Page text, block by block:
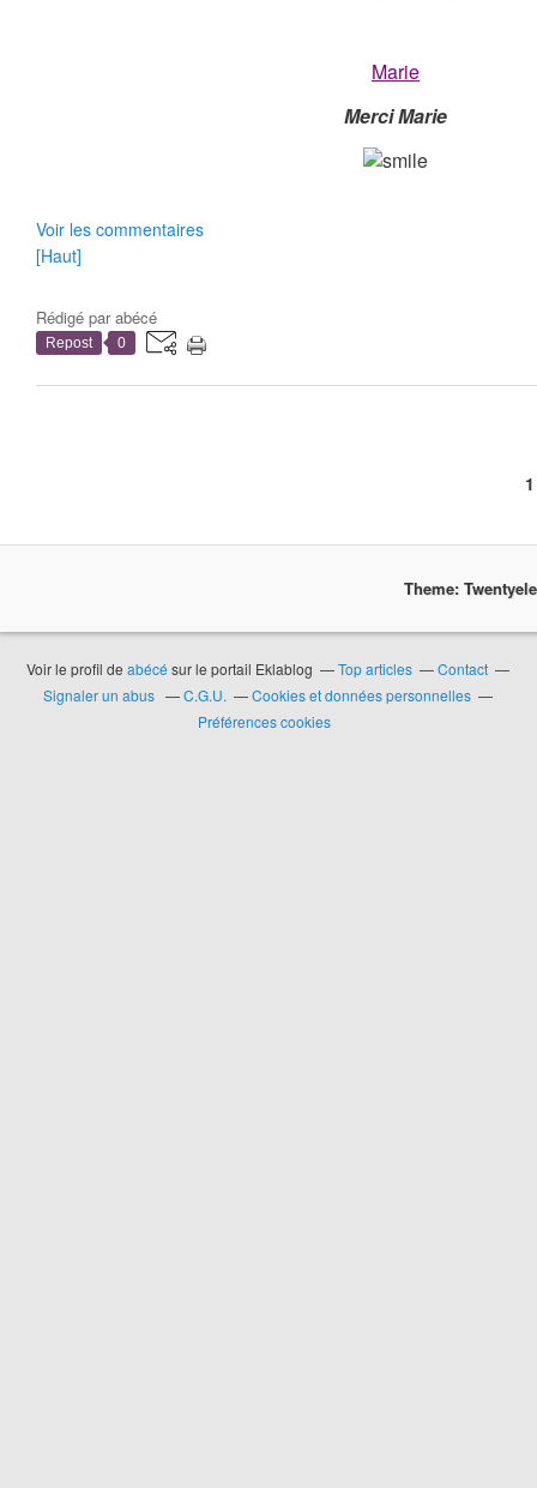
Marie
Merci Marie
Voir les commentaires
[Haut]
Rédigé parabécé
Repost 0
1
Theme:
Voir le profil deabécé sur le portail Eklablog Top articles
Contact
Signaler un abus
C.G.U.
Cookies et données personnelles
Préférences cookies